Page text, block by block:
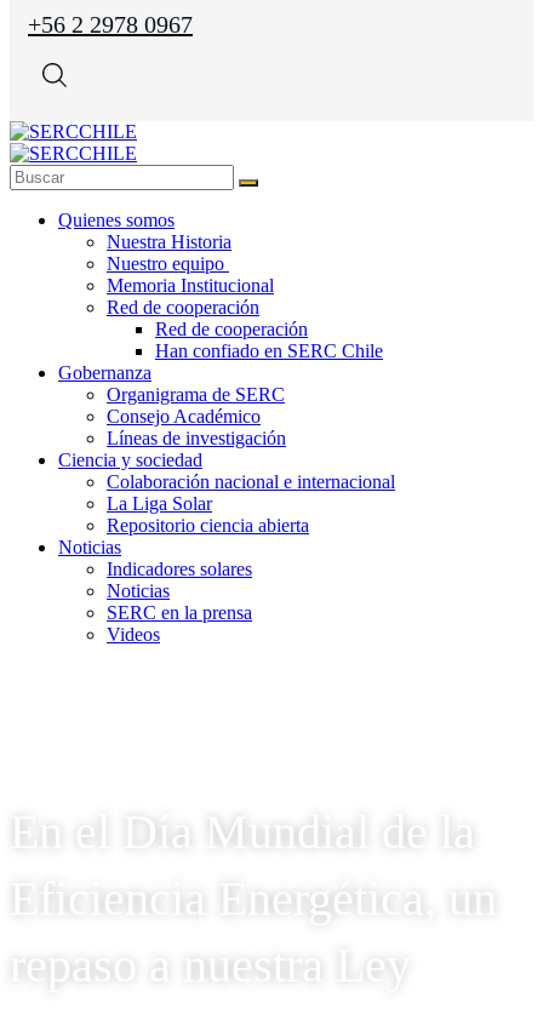
+56 2 2978 0967
Quienes somos
Nuestra Historia
Nuestro equipo
Memoria Institucional
Red de cooperación
Red de cooperación
Han confiado en SERC Chile
Gobernanza
Organigrama de SERC
Consejo Académico
Líneas de investigación
Ciencia y sociedad
Colaboración nacional e internacional
La Liga Solar
Repositorio ciencia abierta
Noticias
Indicadores solares
Noticias
SERC en la prensa
Videos
En el Día Mundial de la
Eficiencia Energética, un
repaso a nuestra Ley